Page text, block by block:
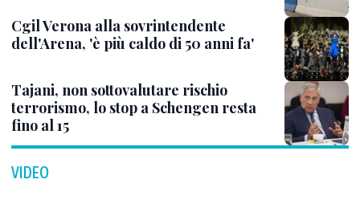
Cgil Verona alla sovrintendente
dell'Arena, 'è più caldo di 50 anni fa'
Tajani, non sottovalutare rischio
terrorismo, lo stop a Schengen resta
fino al 15
VIDEO